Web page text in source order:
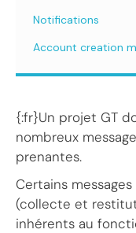
Notifications
Account creation
{:fr}Un projet GT
nombreux
prenantes.
Certains
(collecte et
inhérents au